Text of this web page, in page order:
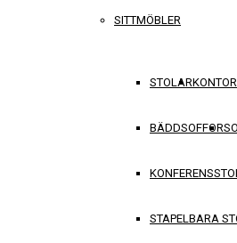
SITTMÖBLER
STOLAR
BÄDDSOFFOR
STAPELBARA